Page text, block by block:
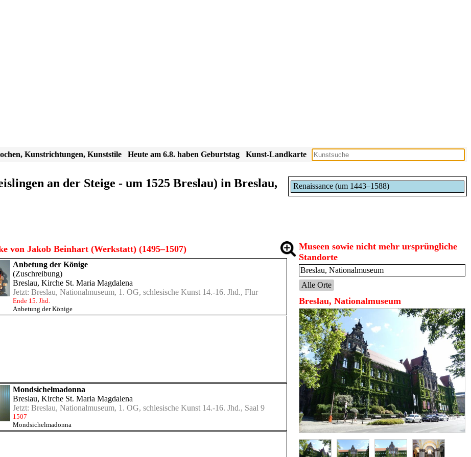
Kunst-Landkarte
Heute am 6.8. haben Geburtstag
Kunstrichtungen, Kunststile
Renaissance (um 1443–1588)
an der Steige - um 1525 Breslau) in Breslau,
von Jakob Beinhart (Werkstatt) (1495–1507)
Anbetung der Könige
(Zuschreibung)
Breslau, Kirche St. Maria Magdalena
Jetzt: Breslau, Nationalmuseum, 1. OG, schlesische Kunst 14.-16. Jhd., Flur
Ende 15. Jhd.
Anbetung der Könige
Mondsichelmadonna
Breslau, Kirche St. Maria Magdalena
Jetzt: Breslau, Nationalmuseum, 1. OG, schlesische Kunst 14.-16. Jhd., Saal 9
1507
Mondsichelmadonna
Museen sowie nicht mehr ursprüngliche
Standorte
Breslau, Nationalmuseum
Alle Orte
Breslau, Nationalmuseum